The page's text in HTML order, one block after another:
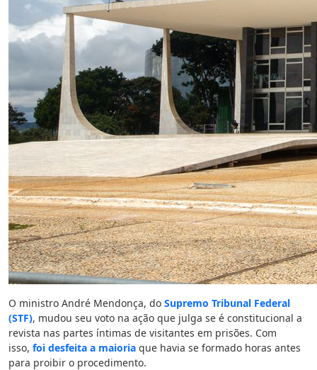
O ministro André Mendonça, do Supremo Tribunal Federal
(STF), mudou seu voto na ação que julga se é constitucional a
revista nas partes íntimas de visitantes em prisões. Com
isso, foi desfeita a maioria que havia se formado horas antes
para proibir o procedimento.